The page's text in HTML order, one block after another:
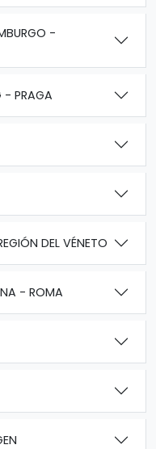
-
- PRAGA
DEL VÉNETO
- ROMA